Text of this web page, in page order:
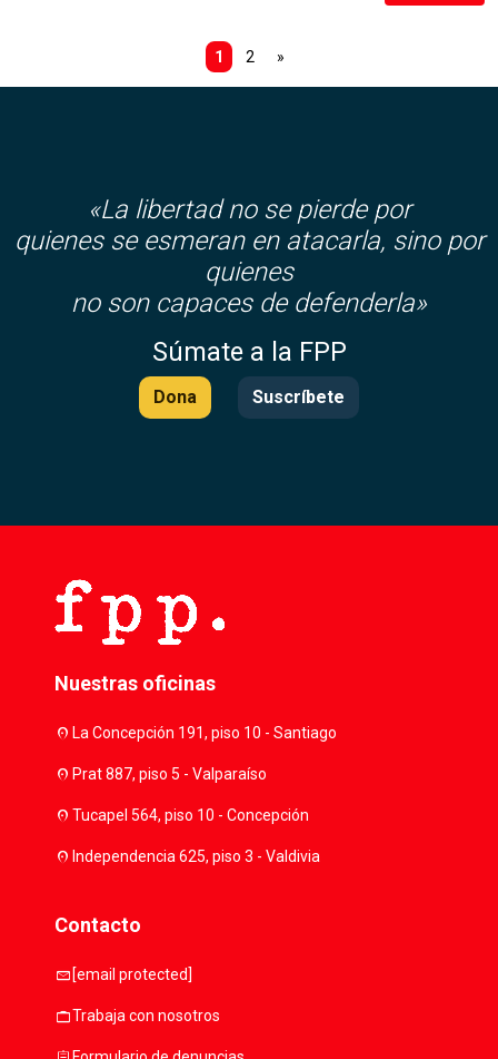
1 2 »
«La libertad no se pierde por
quienes se esmeran en atacarla, sino por
quienes
no son capaces de defenderla»
Súmate a la FPP
Dona Suscríbete
Nuestras oficinas
location_onLa Concepción 191, piso 10 - Santiago
location_onPrat 887, piso 5 - Valparaíso
location_onTucapel 564, piso 10 - Concepción
location_onIndependencia 625, piso 3 - Valdivia
Contacto
mail [email protected]
workTrabaja con nosotros